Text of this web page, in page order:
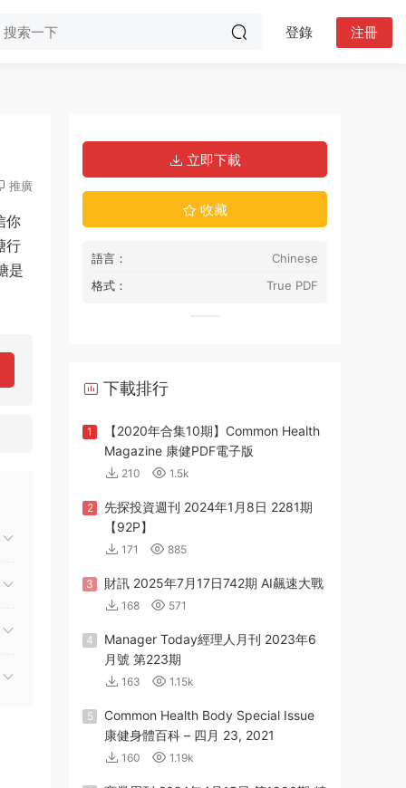
登錄 注冊
推廣
你
行
是
立即下載
收藏
語言：
Chinese
格式：
True PDF
下載排行
1
【2020年合集10期】Common Health
Magazine 康健PDF電子版
210 1.5k
2
先探投資週刊 2024年1月8日 2281期
【92P】
171 885
3 財訊 2025年7月17日742期 AI飆速大戰
168 571
4
Manager Today經理人月刊 2023年6
月號 第223期
163 1.15k
5
Common Health Body Special Issue
康健身體百科 – 四月 23, 2021
160 1.19k